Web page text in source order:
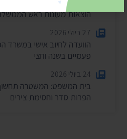
הוצאות מעונות ראש הממשלה ל-
27 ביולי 2026
הוועדה לחיוב אישי במשרד
פעמיים בשנה וחצי
24 ביולי 2026
בית המשפט: המשטרה
הפרות סדר וחסימת צירים